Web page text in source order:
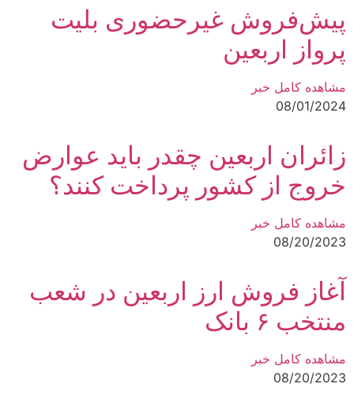
پیش‌فروش غیرحضوری بلیت
پرواز اربعین
مشاهده کامل خبر
08/01/2024
زائران اربعین چقدر باید عوارض
خروج از کشور پرداخت کنند؟
مشاهده کامل خبر
08/20/2023
آغاز فروش ارز اربعین در شعب
منتخب ۶ بانک
مشاهده کامل خبر
08/20/2023